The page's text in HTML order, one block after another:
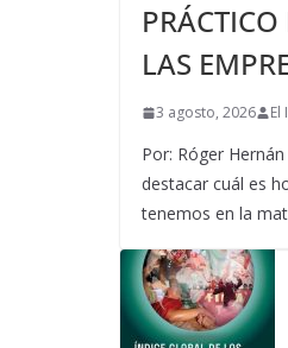
LAS
3 agosto, 2026 El
Por: Róger
destacar cuál es
tenemos en la